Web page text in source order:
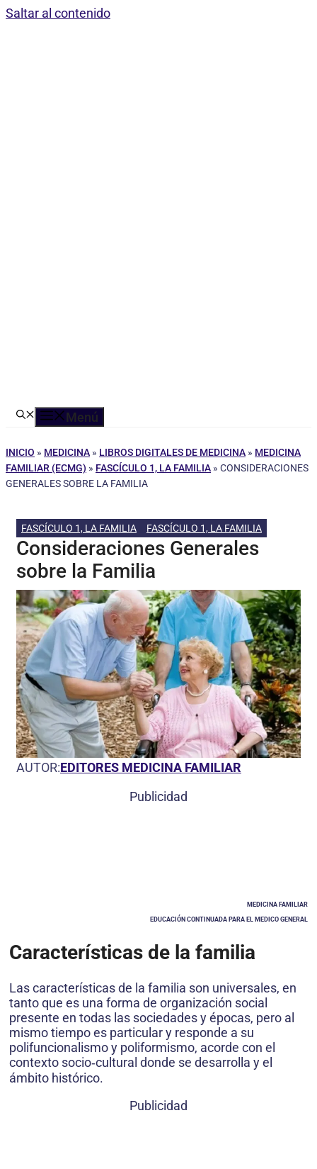
Saltar al contenido
Menú
INICIO » MEDICINA » LIBROS DIGITALES DE MEDICINA » MEDICINA
FAMILIAR (ECMG) » FASCÍCULO 1, LA FAMILIA » CONSIDERACIONES
GENERALES SOBRE LA FAMILIA
FASCÍCULO 1, LA FAMILIA FASCÍCULO 1, LA FAMILIA
Consideraciones Generales
sobre la Familia
AUTOR:EDITORES MEDICINA FAMILIAR
Publicidad
MEDICINA FAMILIAR
EDUCACIÓN CONTINUADA PARA EL MEDICO GENERAL
Características de la familia
Las características de la familia son universales, en
tanto que es una forma de organización social
presente en todas las sociedades y épocas, pero al
mismo tiempo es particular y responde a su
polifuncionalismo y poliformismo, acorde con el
contexto socio‑cultural donde se desarrolla y el
ámbito histórico.
Publicidad